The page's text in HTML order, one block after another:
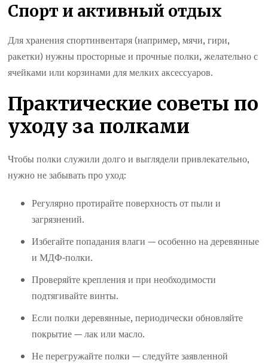
Спорт и активный отдых
Для хранения спортинвентаря (например, мячи, гири,
ракетки) нужны просторные и прочные полки, желательно с
ячейками или корзинами для мелких аксессуаров.
Практические советы по
уходу за полками
Чтобы полки служили долго и выглядели привлекательно,
нужно не забывать про уход:
Регулярно протирайте поверхность от пыли и
загрязнений.
Избегайте попадания влаги — особенно на деревянные
и МДФ-полки.
Проверяйте крепления и при необходимости
подтягивайте винты.
Если полки деревянные, периодически обновляйте
покрытие — лак или масло.
Не перегружайте полки — следуйте заявленной